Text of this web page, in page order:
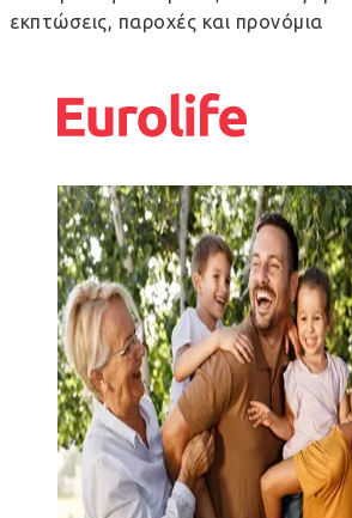
εκπτώσεις, παροχές και προνόμια